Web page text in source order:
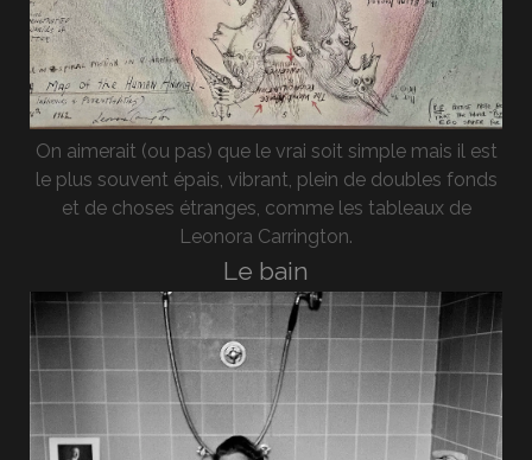
On aimerait (ou pas) que le vrai soit simple mais il est
le plus souvent épais, vibrant, plein de doubles fonds
et de choses étranges, comme les tableaux de
Leonora Carrington.
Le bain